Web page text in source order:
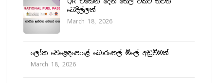
බෙදිල්ලක්
March 18, 2026
ලෝක වෙළෙඳපොළේ බොරතෙල් මිලේ අඩුවීමක්
March 18, 2026